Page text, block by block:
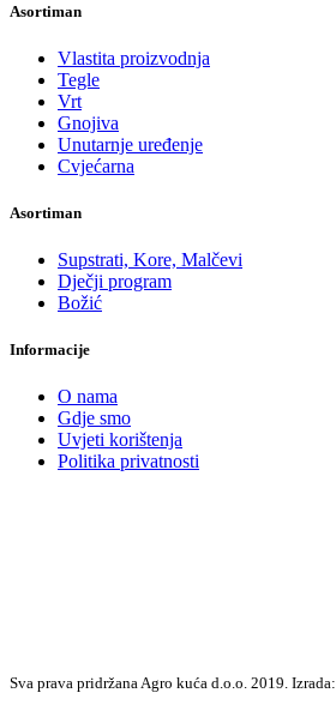
Asortiman
Vlastita proizvodnja
Tegle
Vrt
Gnojiva
Unutarnje uređenje
Cvjećarna
Asortiman
Supstrati, Kore, Malčevi
Dječji program
Božić
Informacije
O nama
Gdje smo
Uvjeti korištenja
Politika privatnosti
Sva prava pridržana Agro kuća d.o.o. 2019. Izrada: